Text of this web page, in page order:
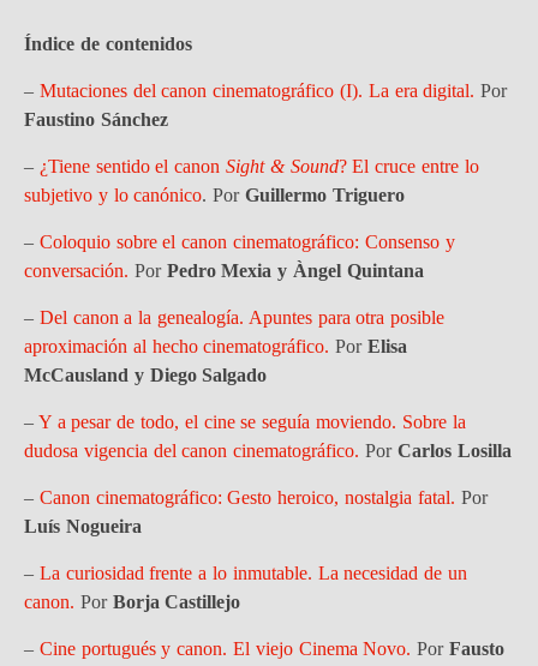
Índice de contenidos
– Mutaciones del canon cinematográfico (I). La era digital. Por
Faustino Sánchez
– ¿Tiene sentido el canonSight & Sound? El cruce entre lo
subjetivo y lo canónico. PorGuillermo Triguero
– Coloquio sobre el canon cinematográfico: Consenso y
conversación. Por Pedro Mexia y Àngel Quintana
– Del canon a la genealogía. Apuntes para otra posible
aproximación al hecho cinematográfico. PorElisa
McCausland y Diego Salgado
– Y a pesar de todo, el cine se seguía moviendo. Sobre la
dudosa vigencia del canon cinematográfico. Por Carlos Losilla
– Canon cinematográfico: Gesto heroico, nostalgia fatal. Por
Luís Nogueira
– La curiosidad frente a lo inmutable. La necesidad de un
canon. Por Borja Castillejo
– Cine portugués y canon. El viejo Cinema Novo. PorFausto